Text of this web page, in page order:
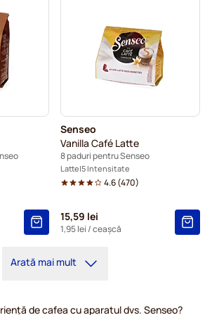
Senseo
Vanilla Café Latte
8 paduri pentru Senseo
Latte 5 Intensitate
4.6(470)
15,59 lei
1,95 lei / ceașcă
Arată mai mult
de cafea cu aparatul dvs. Senseo?